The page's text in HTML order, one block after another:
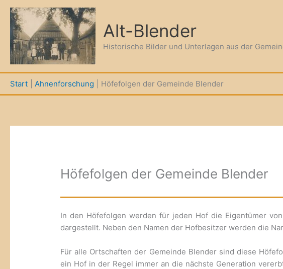
Zum
Inhalt
springen
Alt-Blender
Historische Bilder und Unterlagen aus der
Start Ahnenforschung Höfefolgen der Gemeinde Blender
Höfefolgen der Gemeinde Blender
In den Höfefolgen werden für jeden Hof die Eigentümer
dargestellt. Neben den Namen der Hofbesitzer werden die
Für alle Ortschaften der Gemeinde Blender sind diese
ein Hof in der Regel immer an die nächste Generation